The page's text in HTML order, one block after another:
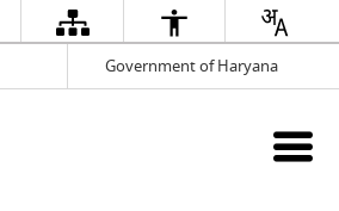
Government of Haryana